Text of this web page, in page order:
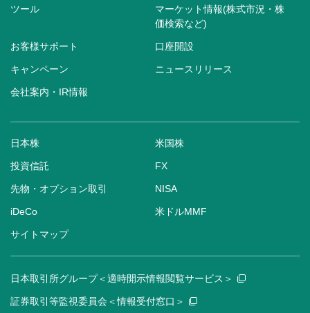
ツール
マーケット情報(株式市況・株
価検索など)
お客様サポート 口座開設
キャンペーン ニュースリリース
会社案内・IR情報
日本株 米国株
投資信託 FX
先物・オプション取引 NISA
iDeCo 米ドルMMF
サイトマップ
日本取引所グループ＜適時開示情報閲覧サービス＞
証券取引等監視委員会＜情報受付窓口＞